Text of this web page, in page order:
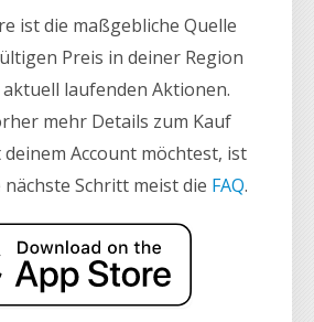
ist die maßgebliche Quelle
Preis in deiner Region
laufenden Aktionen.
mehr Details zum Kauf
Account möchtest, ist
Schritt meist die FAQ.